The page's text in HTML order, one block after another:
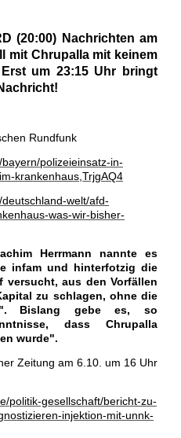
(20:00) Nachrichten am
mit Chrupalla mit keinem
um 23:15 Uhr bringt
Rundfunk
polizeieinsatz-in-
krankenhaus,TrjgAQ4
welt/afd-
was-wir-bisher-
Herrmann nannte es
infam und hinterfotzig die
versucht, aus den Vorfällen
zu schlagen, ohne die
Bislang gebe es, so
dass Chrupalla
wurde".
Zeitung am 6.10. um 16 Uhr
politik-gesellschaft/bericht-zu-
injektion-mit-unnk-